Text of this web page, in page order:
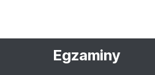
Egzaminy